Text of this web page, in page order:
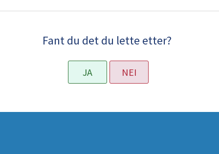
Fant du det du lette etter?
JA NEI